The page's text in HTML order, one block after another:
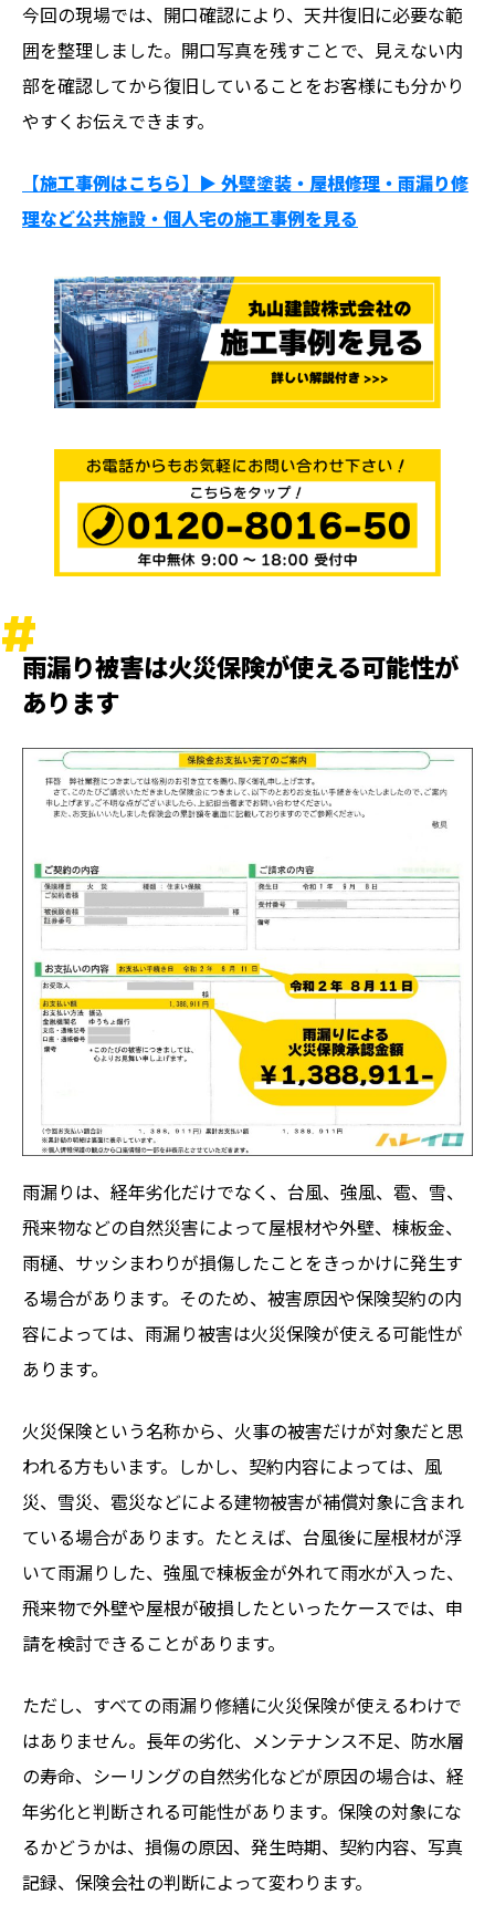
今回の現場では、開口確認により、天井復旧に必要な範
囲を整理しました。開口写真を残すことで、見えない内
部を確認してから復旧していることをお客様にも分かり
やすくお伝えできます。
【施工事例はこちら】▶︎ 外壁塗装・屋根修理・雨漏り修
理など公共施設・個人宅の施工事例を見る
雨漏り被害は火災保険が使える可能性が
あります
雨漏りは、経年劣化だけでなく、台風、強風、雹、雪、
飛来物などの自然災害によって屋根材や外壁、棟板金、
雨樋、サッシまわりが損傷したことをきっかけに発生す
る場合があります。そのため、被害原因や保険契約の内
容によっては、雨漏り被害は火災保険が使える可能性が
あります。
火災保険という名称から、火事の被害だけが対象だと思
われる方もいます。しかし、契約内容によっては、風
災、雪災、雹災などによる建物被害が補償対象に含まれ
ている場合があります。たとえば、台風後に屋根材が浮
いて雨漏りした、強風で棟板金が外れて雨水が入った、
飛来物で外壁や屋根が破損したといったケースでは、申
請を検討できることがあります。
ただし、すべての雨漏り修繕に火災保険が使えるわけで
はありません。長年の劣化、メンテナンス不足、防水層
の寿命、シーリングの自然劣化などが原因の場合は、経
年劣化と判断される可能性があります。保険の対象にな
るかどうかは、損傷の原因、発生時期、契約内容、写真
記録、保険会社の判断によって変わります。